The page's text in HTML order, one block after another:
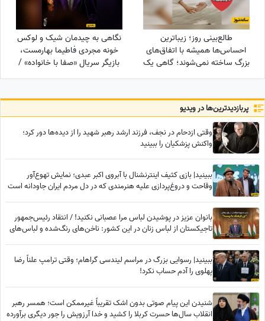
طالع‌بینی روز؛ زیباترین
احساس‌ها همیشه با اتفاق‌های
بزرگ ساخته نمی‌شوند؛ گاهی یک
نگاه یا یک توجه کوتاه می‌تواند
خاص تبدیل کند / پنج‌شنبه 15
مرداد 1405
نگاهی به چیدمان شیک و لوکس
خونه مجردی فاطیما بهارمست،
بازیگر سریال «صفا با خانواده» /
از مبلمان کلاسیک و پرده‌های
پربازدید‌ترین‌ها در ویدیو
وقتی ازدحام در نجف، فرزند ارشد رهبر شهید را از دیده‌ها دور کرد؛
واکنش پزشکیان را ببینید
ببینید| بازی کثیف اینترنشنال با آبروی اکبر عبدی؛ نمایش تهوع‌آور
وقاحت و دروغ‌پردازی علیه هنرمندی که در دل مردم ایران جاودانه است
بانوان عزیز در پوشیدن لباس مرا عصبانی نکنید! / انتقاد رئیس‌جمهور
تاجیکستان از لباس زنان در این کشور: ناخن‌های رنگ‌شده و لباس‌های
ببینید| رسوایی بزرگ در مراسم لیندسی گراهام؛ وقتی ترامپ علناً رضا
پهلوی را آدم حساب نکرد!
شنیدن این پیام صوتی بدون اشک تقریباً غیرممکن است؛ همسر رهبر
انقلاب سال‌ها حسرت کربلا را کشید و خدا آرزویش را جور دیگری برآورده